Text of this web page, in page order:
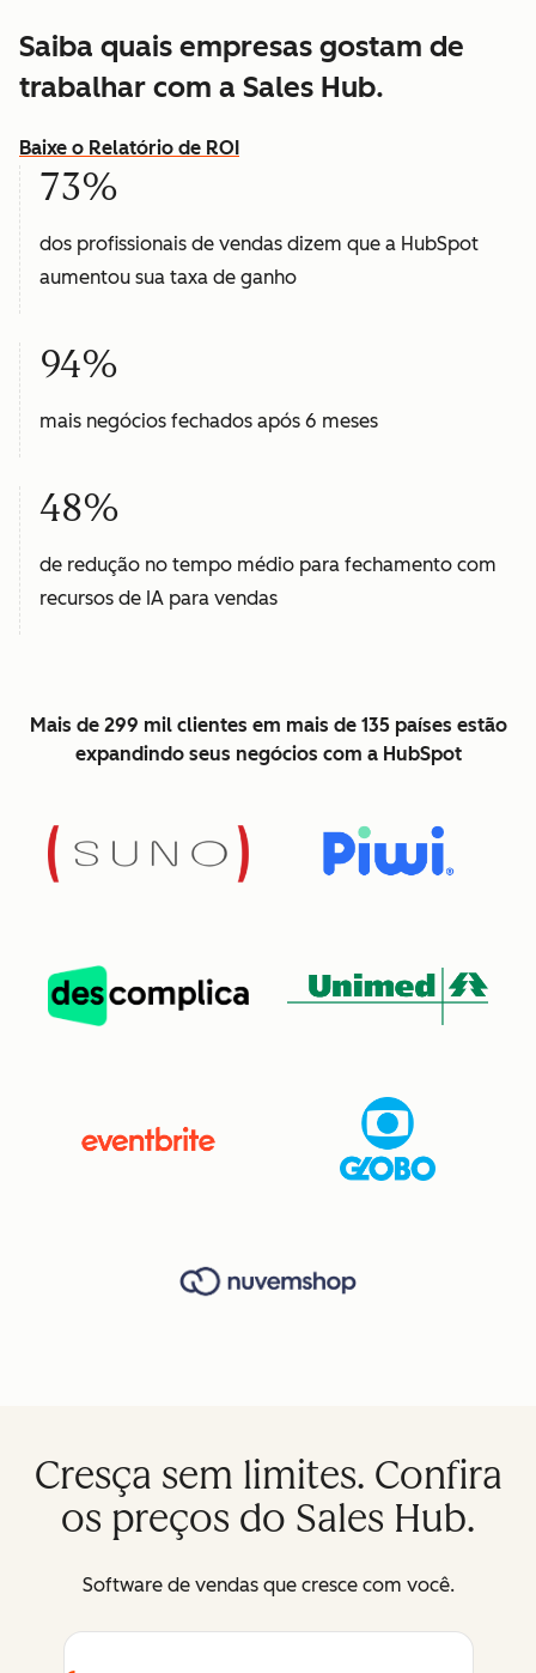
Saiba quais empresas gostam de
trabalhar com a Sales Hub.
Baixe o Relatório de ROI
73%
dos profissionais de vendas dizem que a HubSpot
aumentou sua taxa de ganho
94%
mais negócios fechados após 6 meses
48%
de redução no tempo médio para fechamento com
recursos de IA para vendas
Mais de 299 mil clientes em mais de 135 países estão
expandindo seus negócios com a HubSpot
Cresça sem limites. Confira
os preços do Sales Hub.
Software de vendas que cresce com você.